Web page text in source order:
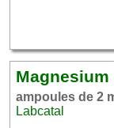
ampoules de 2
Labcatal